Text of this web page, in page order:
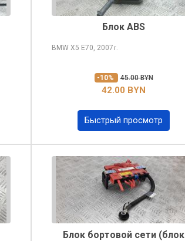
Блок ABS
BMW X5 E70, 2007г.
-10% 45.00 BYN
42.00 BYN
Быстрый просмотр
Блок бортовой сети (блок